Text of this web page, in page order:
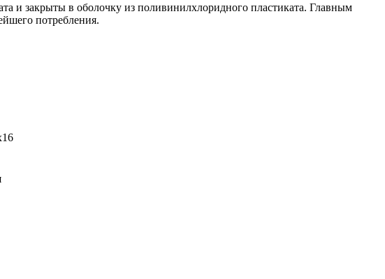
закрыты в оболочку из поливинилхлоридного пластиката. Главным
потребления.